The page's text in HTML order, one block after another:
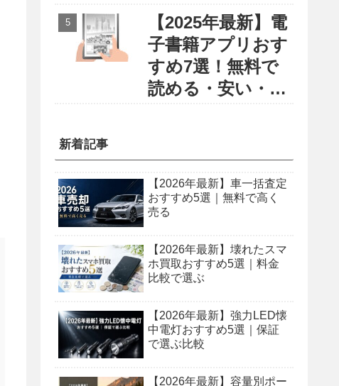
〜円安・物価高に
負けない賢い留学
選び〜
【2025年最新】電
子書籍アプリおす
すめ7選！無料で
読める・安い・使
新着記事
【2026年最新】車一括査定
おすすめ5選｜無料で高く
売る
【2026年最新】壊れたスマ
ホ買取おすすめ5選｜料金
比較で選ぶ
【2026年最新】強力LED懐
中電灯おすすめ5選｜保証
で選ぶ比較
【2026年最新】容量別ポー